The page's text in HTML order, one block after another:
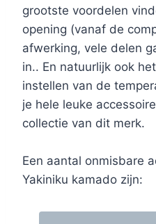
grootste voordelen
opening (vanaf de
afwerking, vele delen
in.. En natuurlijk ook
instellen van de
je hele leuke
collectie van dit merk.
Een aantal onmisbare
Yakiniku kamado zijn: